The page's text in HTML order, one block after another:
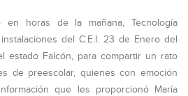
horas de la mañana, Tecnología
del C.E.I. 23 de Enero del
estado Falcón, para compartir un rato
de preescolar, quienes con emoción
que les proporcionó María